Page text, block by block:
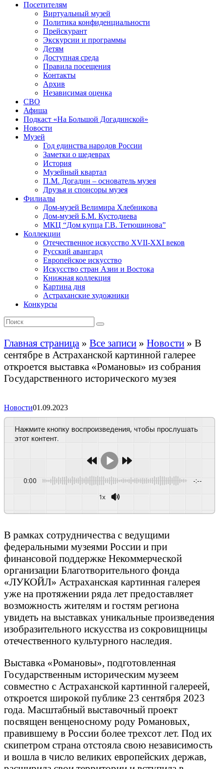
Посетителям
Виртуальный музей
Политика конфиденциальности
Прейскурант
Экскурсии и программы
Детям
Доступная среда
Правила посещения
Контакты
Архив
Независимая оценка
СВО
Афиша
Подкаст «На Большой Догадинской»
Новости
Музей
Год единства народов России
Заметки о шедеврах
История
Музейный квартал
П.М. Догадин – основатель музея
Друзья и спонсоры музея
Филиалы
Дом-музей Велимира Хлебникова
Дом-музей Б.М. Кустодиева
МКЦ “Дом купца Г.В. Тетюшинова”
Коллекции
Отечественное искусство XVII-XXI веков
Русский авангард
Европейское искусство
Искусство стран Азии и Востока
Книжная коллекция
Картина дня
Астраханские художники
Конкурсы
Главная страница » Все записи » Новости » В
сентябре в Астраханской картинной галерее
откроется выставка «Романовы» из собрания
Государственного исторического музея
Новости01.09.2023
Нажмите кнопку воспроизведения, чтобы прослушать
этот контент.
0:00 -:--
1x
В рамках сотрудничества с ведущими
федеральными музеями России и при
финансовой поддержке Некоммерческой
организации Благотворительного фонда
«ЛУКОЙЛ» Астраханская картинная галерея
уже на протяжении ряда лет предоставляет
возможность жителям и гостям региона
увидеть на выставках уникальные произведения
изобразительного искусства из сокровищницы
отечественного культурного наследия.
Выставка «Романовы», подготовленная
Государственным историческим музеем
совместно с Астраханской картинной галереей,
откроется широкой публике 23 сентября 2023
года. Масштабный выставочный проект
посвящен венценосному роду Романовых,
правившему в России более трехсот лет. Под их
скипетром страна отстояла свою независимость
и вошла в число великих европейских держав,